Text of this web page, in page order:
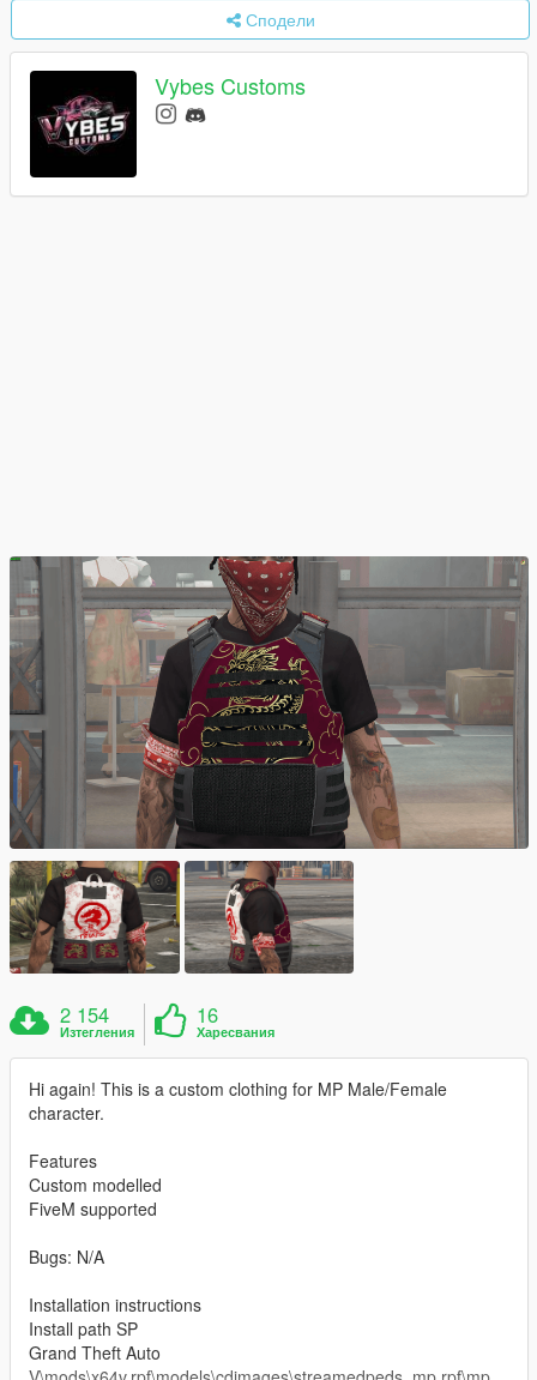
Сподели
Vybes Customs
2 154
Изтегления
16
Харесвания
Hi again! This is a custom clothing for MP Male/Female
character.
Features
Custom modelled
FiveM supported
Bugs: N/A
Installation instructions
Install path SP
Grand Theft Auto